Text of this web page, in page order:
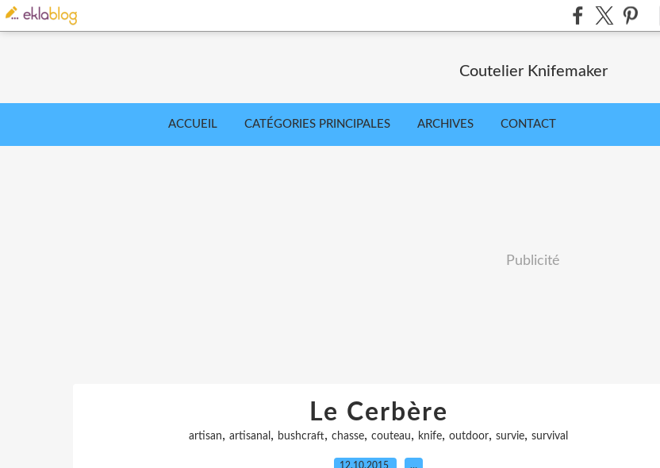
Coutelier Knifemaker
ACCUEIL CATÉGORIES PRINCIPALES ARCHIVES CONTACT
Publicité
Le Cerbère
artisan, artisanal , bushcraft, chasse, couteau, knife, outdoor, survie, survival
12.10.2015 …